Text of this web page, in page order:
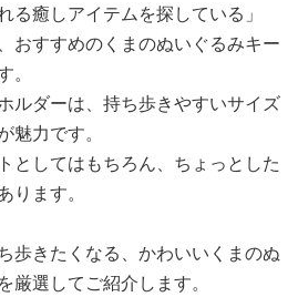
る癒しアイテムを探している」
すすめのくまのぬいぐるみキー
ルダーは、持ち歩きやすいサイズ
魅力です。
としてはもちろん、ちょっとした
ります。
歩きたくなる、かわいいくまのぬ
厳選してご紹介します。